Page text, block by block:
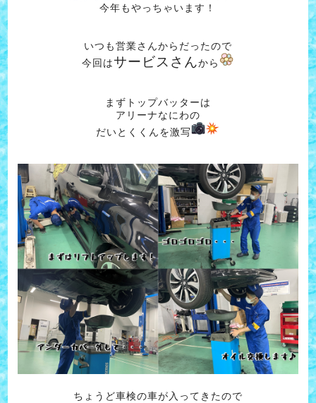
今年もやっちゃいます！
いつも営業さんからだったので
今回はサービスさんから
まずトップバッターは
アリーナなにわの
だいとくくんを激写
ちょうど車検の車が入ってきたので